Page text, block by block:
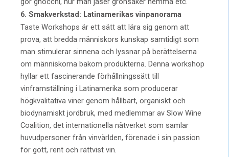
6. Smakverkstad: Latinamerikas vinpanorama
Taste Workshops är ett sätt att lära sig genom att
prova, att bredda människors kunskap samtidigt som
man stimulerar sinnena och lyssnar på berättelserna
om människorna bakom produkterna. Denna workshop
hyllar ett fascinerande förhållningssätt till
vinframställning i Latinamerika som producerar
högkvalitativa viner genom hållbart, organiskt och
biodynamiskt jordbruk, med medlemmar av Slow Wine
Coalition, det internationella nätverket som samlar
huvudpersoner från vinvärlden, förenade i sin passion
för gott, rent och rättvist vin.